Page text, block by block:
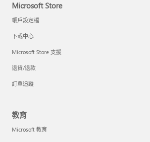
Microsoft Store
帳戶設定檔
下載中心
Microsoft Store 支援
退貨/退款
訂單追蹤
教育
Microsoft 教育